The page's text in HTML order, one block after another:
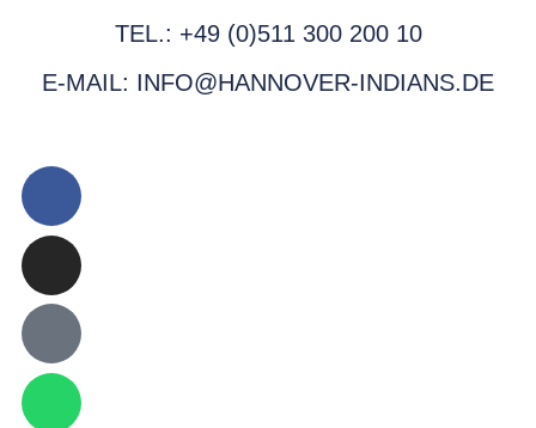
TEL.: +49 (0)511 300 200 10
E-MAIL: INFO@HANNOVER-INDIANS.DE